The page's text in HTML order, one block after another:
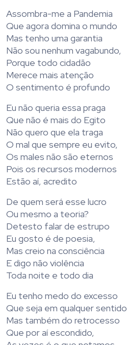
Assombra-me a Pandemia
Que agora domina o mundo
Mas tenho uma garantia
Não sou nenhum vagabundo,
Porque todo cidadão
Merece mais atenção
O sentimento é profundo
Eu não queria essa praga
Que não é mais do Egito
Não quero que ela traga
O mal que sempre eu evito,
Os males não são eternos
Pois os recursos modernos
Estão aí, acredito
De quem será esse lucro
Ou mesmo a teoria?
Detesto falar de estrupo
Eu gosto é de poesia,
Mas creio na consciência
E digo não violência
Toda noite e todo dia
Eu tenho medo do excesso
Que seja em qualquer sentido
Mas também do retrocesso
Que por aí escondido,